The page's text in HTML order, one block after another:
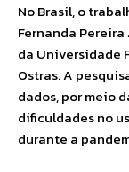
No Brasil, o
Fernanda
da Universidade
Ostras. A
dados, por meio
dificuldades no
durante a